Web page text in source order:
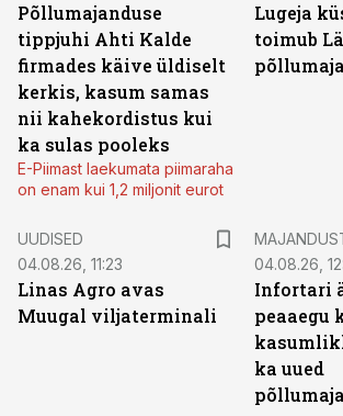
Põllumajanduse
tippjuhi Ahti Kalde
firmades käive üldiselt
kerkis, kasum samas
nii kahekordistus kui
ka sulas pooleks
E-Piimast laekumata piimaraha
on enam kui 1,2 miljonit eurot
Lugeja
toimub
UUDISED
04.08.26, 11:23
Linas Agro avas
Muugal viljaterminali
04.08.26,
Infortari
peaaegu
ka uued